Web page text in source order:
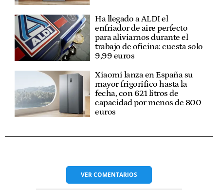
Ha llegado a ALDI el
enfriador de aire perfecto
para aliviarnos durante el
trabajo de oficina: cuesta solo
9,99 euros
Xiaomi lanza en España su
mayor frigorífico hasta la
fecha, con 621 litros de
capacidad por menos de 800
euros
VERCOMENTARIOS